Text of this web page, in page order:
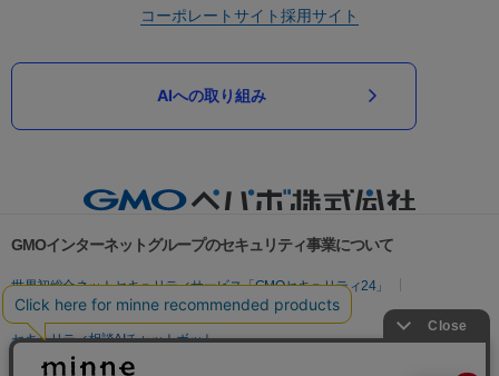
コーポレートサイト採用サイト
AIへの取り組み
GMOインターネットグループのセキュリティ事業について
世界初総合ネットセキュリティサービス「GMOセキュリティ24」
パスワード漏洩診断
Webサイトリスク診断
セキュリティ相談AIチャットボット
実在証明・盗聴対策